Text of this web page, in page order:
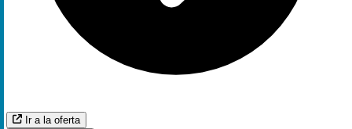
Ir a la oferta